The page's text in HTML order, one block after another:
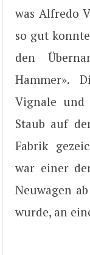
was Alfredo
so gut
den
Hammer».
Vignale
Staub auf
Fabrik
war einer
Neuwagen
wurde, an